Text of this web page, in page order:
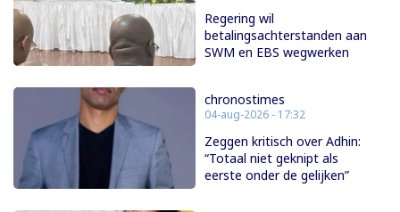
Regering wil
betalingsachterstanden aan
SWM en EBS wegwerken
chronostimes
04-aug-2026 - 17:32
Zeggen kritisch over Adhin:
“Totaal niet geknipt als
eerste onder de gelijken”